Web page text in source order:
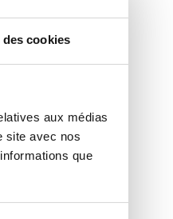
cookies
aux médias
site avec nos
que